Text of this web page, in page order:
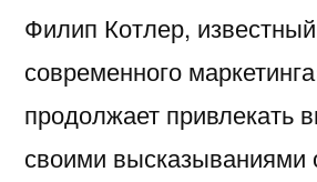
Филип Котлер,
современного
продолжает привлекать
своими высказываниями